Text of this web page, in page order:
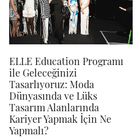
ELLE Education Programı
ile Geleceğinizi
Tasarlıyoruz: Moda
Dünyasında ve Lüks
Tasarım Alanlarında
Kariyer Yapmak İçin Ne
Yapmalı?